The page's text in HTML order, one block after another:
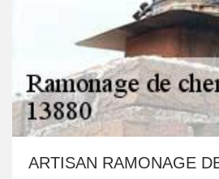
ARTISAN RAMONAGE